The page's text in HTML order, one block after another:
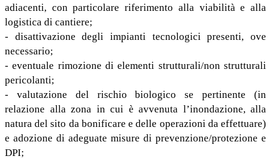
adiacenti, con particolare riferimento alla viabilità e alla
logistica di cantiere;
- disattivazione degli impianti tecnologici presenti, ove
necessario;
- eventuale rimozione di elementi strutturali/non strutturali
pericolanti;
- valutazione del rischio biologico se pertinente (in
relazione alla zona in cui è avvenuta l’inondazione, alla
natura del sito da bonificare e delle operazioni da effettuare)
e adozione di adeguate misure di prevenzione/protezione e
DPI;